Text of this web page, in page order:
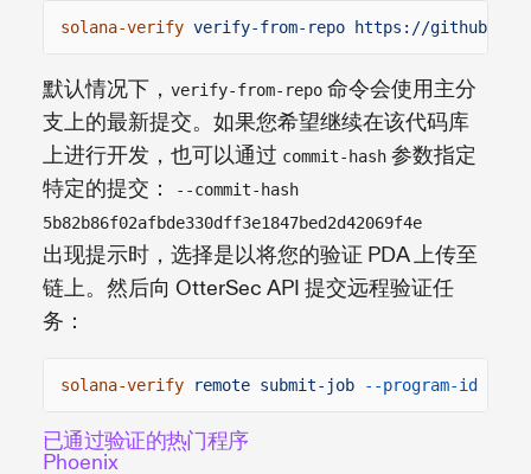
solana-verify verify-from-repo https://
默认情况下， verify-from-repo 命令会使用主分
支上的最新提交。如果您希望继续在该代码库
上进行开发，也可以通过 commit-hash 参数指定
特定的提交：
--commit-hash
5b82b86f02afbde330dff3e1847bed2d42069f4e
出现提示时，选择是以将您的验证 PDA 上传至
链上。然后向 OtterSec API 提交远程验证任
务：
solana-verify remote submit-job --program-id
已通过验证的热门程序
Phoenix